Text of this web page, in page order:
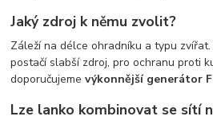
Jaký zdroj k němu zvolit?
Záleží na délce ohradníku a typu
postačí slabší zdroj, pro ochranu proti
doporučujemevýkonnější generátor
Lze lanko kombinovat se sítí